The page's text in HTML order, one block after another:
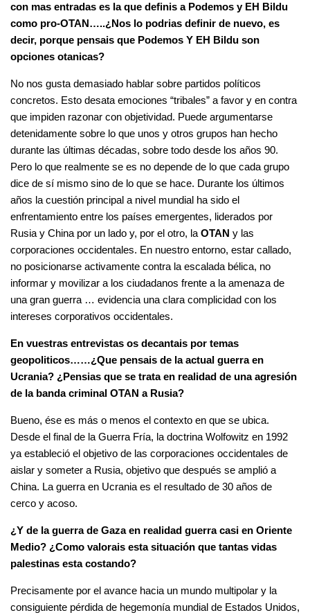
con mas entradas es la que definis a Podemos y EH Bildu
como pro-OTAN…..¿Nos lo podrias definir de nuevo, es
decir, porque pensais que Podemos Y EH Bildu son
opciones otanicas?
No nos gusta demasiado hablar sobre partidos políticos
concretos. Esto desata emociones “tribales” a favor y en contra
que impiden razonar con objetividad. Puede argumentarse
detenidamente sobre lo que unos y otros grupos han hecho
durante las últimas décadas, sobre todo desde los años 90.
Pero lo que realmente se es no depende de lo que cada grupo
dice de sí mismo sino de lo que se hace. Durante los últimos
años la cuestión principal a nivel mundial ha sido el
enfrentamiento entre los países emergentes, liderados por
Rusia y China por un lado y, por el otro, la OTAN y las
corporaciones occidentales. En nuestro entorno, estar callado,
no posicionarse activamente contra la escalada bélica, no
informar y movilizar a los ciudadanos frente a la amenaza de
una gran guerra … evidencia una clara complicidad con los
intereses corporativos occidentales.
En vuestras entrevistas os decantais por temas
geopoliticos……¿Que pensais de la actual guerra en
Ucrania? ¿Pensias que se trata en realidad de una agresión
de la banda criminal OTAN a Rusia?
Bueno, ése es más o menos el contexto en que se ubica.
Desde el final de la Guerra Fría, la doctrina Wolfowitz en 1992
ya estableció el objetivo de las corporaciones occidentales de
aislar y someter a Rusia, objetivo que después se amplió a
China. La guerra en Ucrania es el resultado de 30 años de
cerco y acoso.
¿Y de la guerra de Gaza en realidad guerra casi en Oriente
Medio? ¿Como valorais esta situación que tantas vidas
palestinas esta costando?
Precisamente por el avance hacia un mundo multipolar y la
consiguiente pérdida de hegemonía mundial de Estados Unidos,